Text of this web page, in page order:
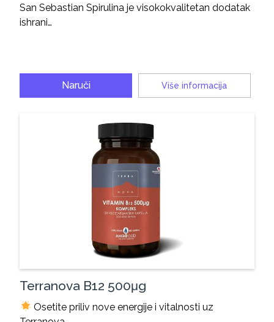
San Sebastian Spirulina je visokokvalitetan dodatak
ishrani…
Naruči Više informacija
Terranova B12 500μg
Osetite priliv nove energije i vitalnosti uz